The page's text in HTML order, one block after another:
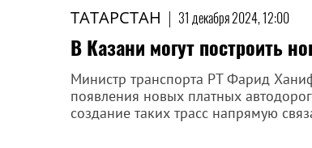
ТАТАРСТАН | 31 декабря 2024, 12:00
В Казани могут построить
Министр транспорта РТ Фарид
появления новых платных
создание таких трасс напрямую